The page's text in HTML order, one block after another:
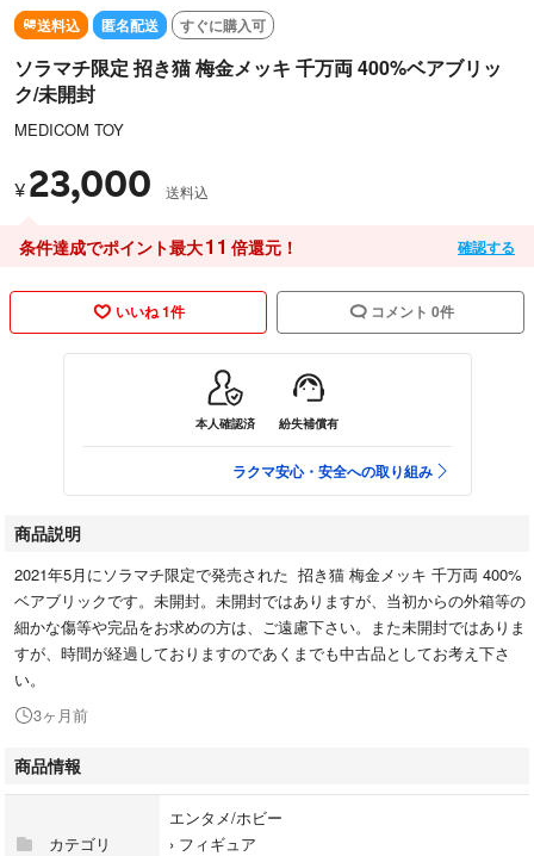
送料込 匿名配送 すぐに購入可
ソラマチ限定 招き猫 梅金メッキ 千万両 400%ベアブリッ
ク/未開封
MEDICOM TOY
¥ 23,000 送料込
条件達成でポイント最大11 倍還元！ 確認する
いいね 1件 コメント 0件
本人確認済 紛失補償有
ラクマ安心・安全への取り組み
商品説明
2021年5月にソラマチ限定で発売された 招き猫 梅金メッキ 千万両 400%
ベアブリックです。未開封。未開封ではありますが、当初からの外箱等の
細かな傷等や完品をお求めの方は、ご遠慮下さい。また未開封ではありま
すが、時間が経過しておりますのであくまでも中古品としてお考え下さ
い。
3ヶ月前
商品情報
カテゴリ
エンタメ/ホビー
› フィギュア